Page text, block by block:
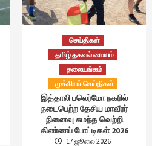
செய்திகள்
தமிழ் தகவல் மையம்
தலையங்கம்
முக்கியச் செய்திகள்
இத்தாலி பலெர்மோ நகரில்
நடைபெற்ற தேசிய மாவீரர்
நினைவு சுமந்த வெற்றி
கிண்ணப் போட்டிகள் 2026
17 ஜூலை 2026